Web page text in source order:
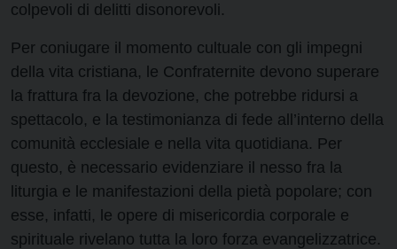
colpevoli di delitti disonorevoli.
Per coniugare il momento cultuale con gli impegni
della vita cristiana, le Confraternite devono superare
la frattura fra la devozione, che potrebbe ridursi a
spettacolo, e la testimonianza di fede all’interno della
comunità ecclesiale e nella vita quotidiana. Per
questo, è necessario evidenziare il nesso fra la
liturgia e le manifestazioni della pietà popolare; con
esse, infatti, le opere di misericordia corporale e
spirituale rivelano tutta la loro forza evangelizzatrice.